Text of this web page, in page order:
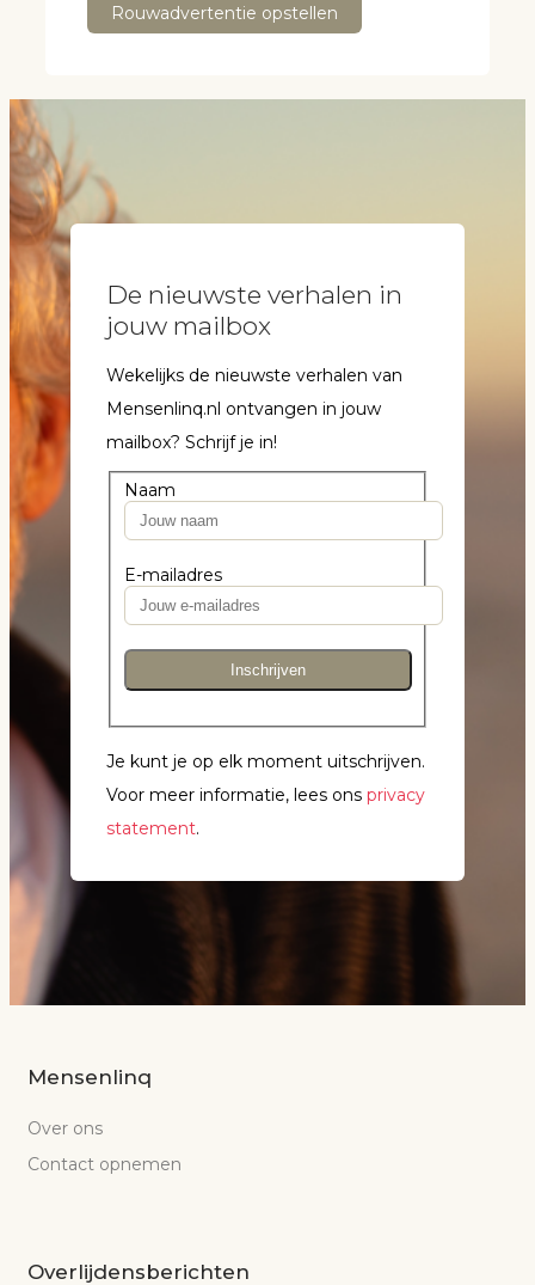
Rouwadvertentie opstellen
De nieuwste verhalen in
jouw mailbox
Wekelijks de nieuwste verhalen van
Mensenlinq.nl ontvangen in jouw
mailbox? Schrijf je in!
Naam
E-mailadres
Inschrijven
Je kunt je op elk moment uitschrijven.
Voor meer informatie, lees ons privacy
statement.
Mensenlinq
Over ons
Contact opnemen
Overlijdensberichten